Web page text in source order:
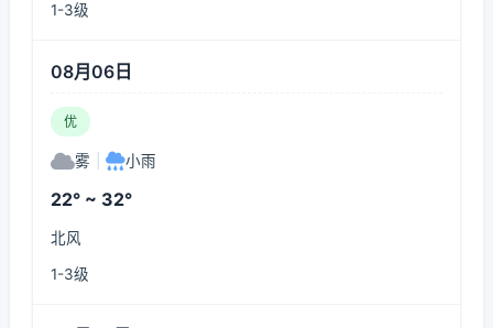
1-3级
08月06日
优
雾 小雨
22° ~ 32°
北风
1-3级